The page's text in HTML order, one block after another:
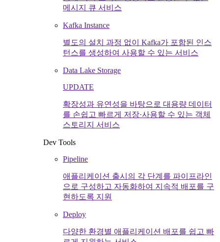
메시지 큐 서비스
Kafka Instance
별도의 설치 과정 없이 Kafka가 포함된 인스
턴스를 생성하여 사용할 수 있는 서비스
Data Lake Storage
UPDATE
확장성과 유연성을 바탕으로 대용량 데이터
를 손쉽고 빠르게 저장·사용할 수 있는 객체
스토리지 서비스
Dev Tools
Pipeline
애플리케이션 출시의 각 단계를 파이프라인
으로 구성하고 자동화하여 지속적 배포를 구
현하도록 지원
Deploy
다양한 환경별 애플리케이션 배포를 쉽고 빠